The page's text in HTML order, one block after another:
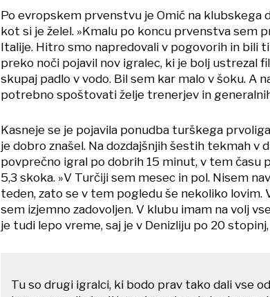
Po evropskem prvenstvu je Omić na klubskega
kot si je želel. »Kmalu po koncu prvenstva sem
Italije. Hitro smo napredovali v pogovorih in bili
preko noči pojavil nov igralec, ki je bolj ustrezal
skupaj padlo v vodo. Bil sem kar malo v šoku. A
potrebno spoštovati želje trenerjev in
Kasneje se je pojavila ponudba turškega
je dobro znašel. Na dozdajšnjih šestih tekmah v
povprečno igral po dobrih 15 minut, v tem času
5,3 skoka. »V Turčiji sem mesec in pol. Nisem
teden, zato se v tem pogledu še nekoliko lovim.
sem izjemno zadovoljen. V klubu imam na volj
je tudi lepo vreme, saj je v Denizliju po 20
Tu so drugi igralci, ki bodo prav tako dali vse